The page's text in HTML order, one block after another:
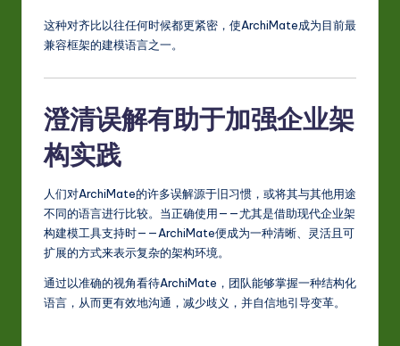
这种对齐比以往任何时候都更紧密，使ArchiMate成为目前最
兼容框架的建模语言之一。
澄清误解有助于加强企业架
构实践
人们对ArchiMate的许多误解源于旧习惯，或将其与其他用途
不同的语言进行比较。当正确使用——尤其是借助现代企业架
构建模工具支持时——ArchiMate便成为一种清晰、灵活且可
扩展的方式来表示复杂的架构环境。
通过以准确的视角看待ArchiMate，团队能够掌握一种结构化
语言，从而更有效地沟通，减少歧义，并自信地引导变革。